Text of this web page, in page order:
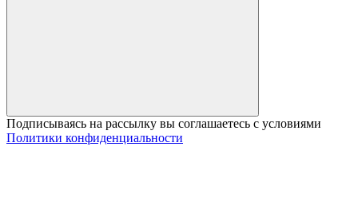
Подписываясь на рассылку вы соглашаетесь с условиями
Политики конфиденциальности